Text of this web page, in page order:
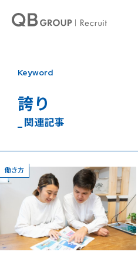
Keyword
誇り
_ 関連記事
働き方